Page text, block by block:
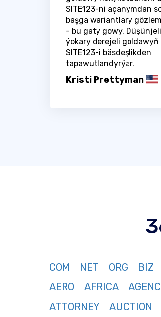
SITE123-ni açanymdan
başga wariantlary
- bu gaty gowy.
ýokary derejeli
SITE123-i bäsdeşlikden
tapawutlandyrýar.
Kristi Prettyman
COM NET ORG BIZ
AERO
AFRICA
ATTORNEY
AUCTION